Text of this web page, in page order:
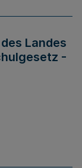
Landes
-